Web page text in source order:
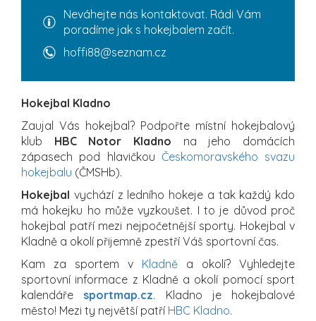
Neváhejte nás kontaktovat. Rádi Vám
poradíme jak s hokejbalem začít.
hoffi88@seznam.cz
Hokejbal Kladno
Zaujal Vás hokejbal? Podpořte místní hokejbalový
klub HBC Notor Kladno na jeho domácích
zápasech pod hlavičkou Českomoravského svazu
hokejbalu (ČMSHb).
Hokejbal vychází z ledního hokeje a tak každý kdo
má hokejku ho může vyzkoušet. I to je důvod proč
hokejbal patří mezi nejpočetnější sporty. Hokejbal v
Kladně a okolí přijemně zpestří Váš sportovní čas.
Kam za sportem v Kladně a okolí? Vyhledejte
sportovní informace z Kladně a okolí pomocí sport
kalendáře sportmap.cz. Kladno je hokejbalové
město! Mezi ty největší patří HBC Kladno.